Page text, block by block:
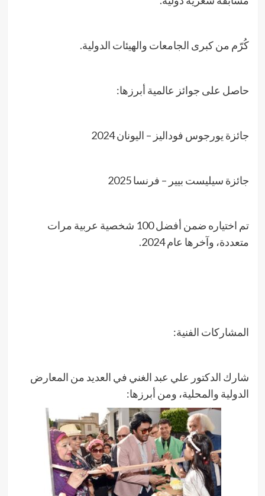
كُرّم من كبرى الجامعات والهيئات الدولية.
حاصل على جوائز عالمية أبرزها:
جائزة يورجوس فوداليز – اليونان 2024
جائزة سيليست بيير – فرنسا 2025
تم اختياره ضمن أفضل 100 شخصية عربية مرات
متعددة، وآخرها عام 2024.
المشاركات الفنية:
شارك الدكتور علي عبد الغني في العديد من المعارض
الدولية والمحلية، ومن أبرزها: